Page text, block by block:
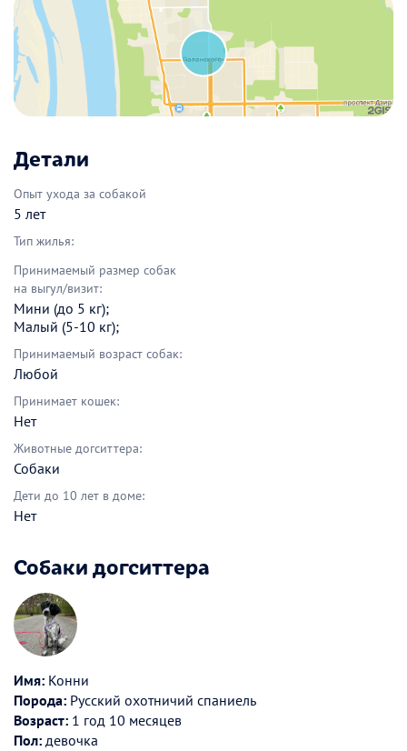
Детали
Опыт ухода за собакой
5 лет
Тип жилья:
Принимаемый размер собак
на выгул/визит:
Мини (до 5 кг);
Малый (5-10 кг);
Принимаемый возраст собак:
Любой
Принимает кошек:
Нет
Животные догситтера:
Собаки
Дети до 10 лет в доме:
Нет
Собаки догситтера
Имя: Конни
Порода: Русский охотничий спаниель
Возраст: 1 год 10 месяцев
Пол: девочка